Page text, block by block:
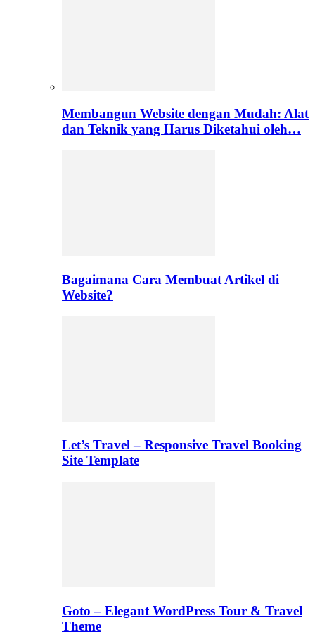
Membangun Website dengan Mudah: Alat
dan Teknik yang Harus Diketahui oleh…
Bagaimana Cara Membuat Artikel di
Website?
Let’s Travel – Responsive Travel Booking
Site Template
Goto – Elegant WordPress Tour & Travel
Theme